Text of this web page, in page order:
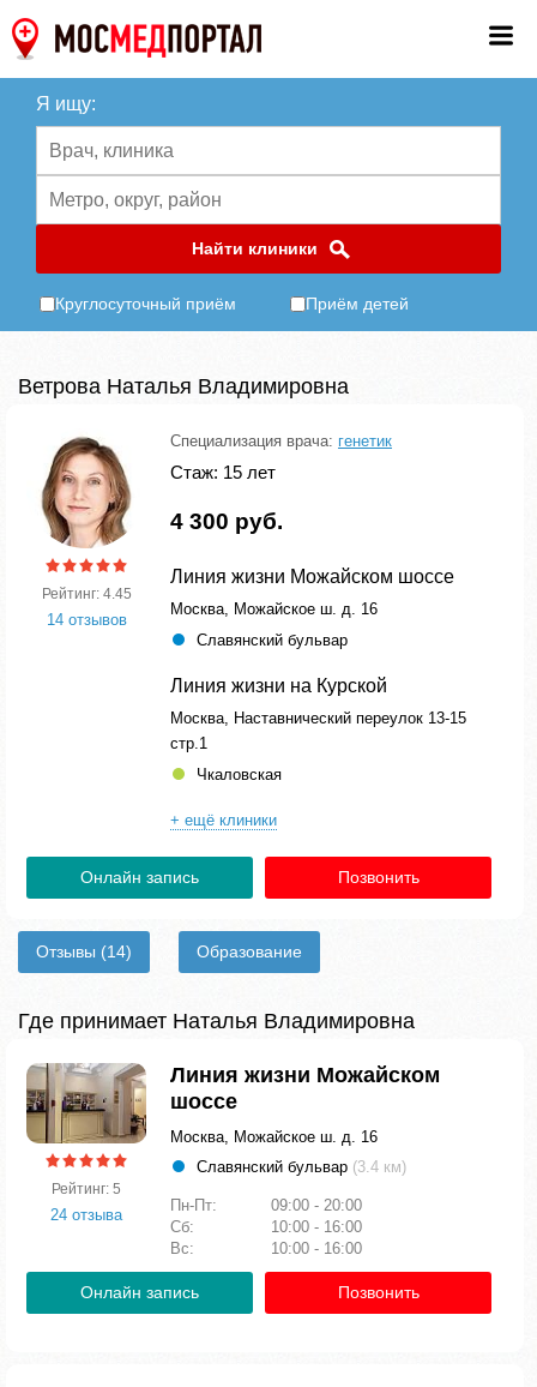
Я ищу:
Найти клиники
Круглосуточный приём Приём детей
Ветрова Наталья Владимировна
Рейтинг: 4.45
14 отзывов
Специализация врача: генетик
Стаж: 15 лет
4 300 руб.
Линия жизни Можайском шоссе
Москва, Можайское ш. д. 16
Славянский бульвар
Линия жизни на Курской
Москва, Наставнический переулок 13-15
стр.1
Чкаловская
+ ещё клиники
Онлайн запись Позвонить
Отзывы (14) Образование
Где принимает Наталья Владимировна
Рейтинг: 5
24 отзыва
Линия жизни Можайском
шоссе
Москва, Можайское ш. д. 16
Славянский бульвар (3.4 км)
Пн-Пт:
09:00 - 20:00
Сб:
10:00 - 16:00
Вс:
10:00 - 16:00
Онлайн запись Позвонить